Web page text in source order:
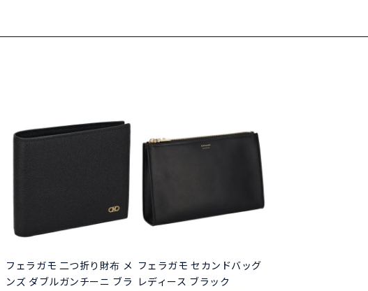
フェラガモ 二つ折り財布 メ
ンズ ダブルガンチーニ ブラ
フェラガモ セカンドバッグ
レディース ブラック